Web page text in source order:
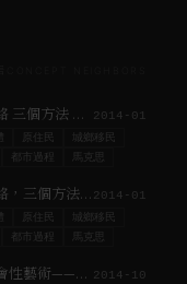
三種脈絡 三個方法 談謝英俊建築與台灣空間生產之辯詰 2014-01
原住民
城鄉移民
都市過程 馬克思
三種脈絡，三個方法——談謝英俊建築與社會性 2014-01
原住民
城鄉移民
都市過程 馬克思
邁向社會性藝術——藝術實踐的知識關乎社會政治過程的知識 2014-10